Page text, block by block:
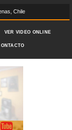
Chile
VER VIDEO ONLINE